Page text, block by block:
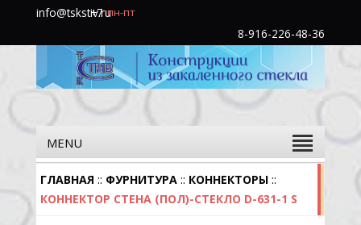
info@tskstiv.ru
+7
760-
31-
48
пн-пт
8-916-226-48-36
MENU
ГЛАВНАЯ :: ФУРНИТУРА :: КОННЕКТОРЫ ::
КОННЕКТОР СТЕНА (ПОЛ)-СТЕКЛО D-631-1 S